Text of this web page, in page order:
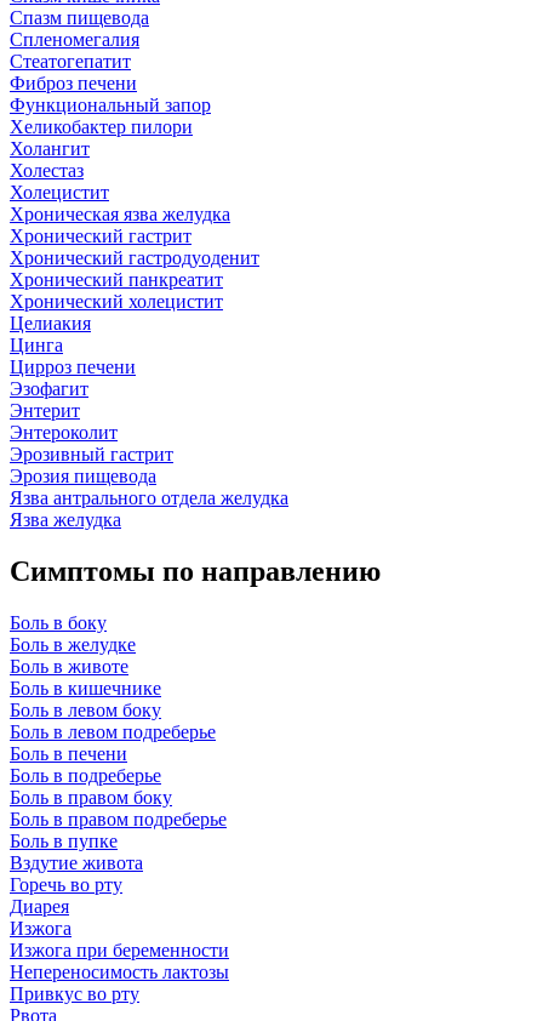
Спазм пищевода
Спленомегалия
Стеатогепатит
Фиброз печени
Функциональный запор
Хеликобактер пилори
Холангит
Холестаз
Холецистит
Хроническая язва желудка
Хронический гастрит
Хронический гастродуоденит
Хронический панкреатит
Хронический холецистит
Целиакия
Цинга
Цирроз печени
Эзофагит
Энтерит
Энтероколит
Эрозивный гастрит
Эрозия пищевода
Язва антрального отдела желудка
Язва желудка
Симптомы по направлению
Боль в боку
Боль в желудке
Боль в животе
Боль в кишечнике
Боль в левом боку
Боль в левом подреберье
Боль в печени
Боль в подреберье
Боль в правом боку
Боль в правом подреберье
Боль в пупке
Вздутие живота
Горечь во рту
Диарея
Изжога
Изжога при беременности
Непереносимость лактозы
Привкус во рту
Рвота